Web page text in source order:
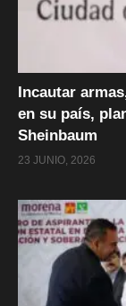
Incautar
en su país,
Sheinbaum
23 JUNIO, 2026